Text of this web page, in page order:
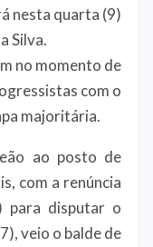
nesta quarta (9)
Silva.
no momento de
com o
majoritária.
ao posto de
com a renúncia
para disputar o
veio o balde de